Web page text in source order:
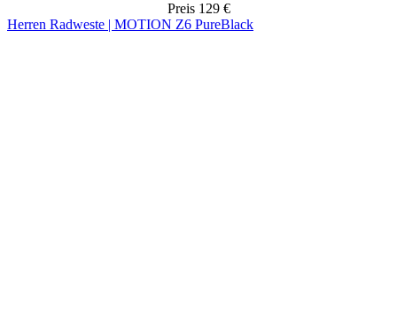
Preis129 €
Herren Radweste | MOTION Z6 PureBlack